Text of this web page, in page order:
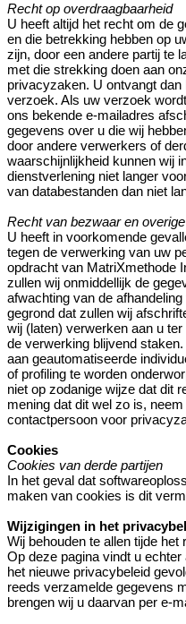
Recht op overdraagbaarheid
U heeft altijd het recht om de
en die betrekking hebben op
zijn, door een andere partij te
met die strekking doen aan
privacyzaken. U ontvangt
verzoek. Als uw verzoek
ons bekende e-mailadres
gegevens over u die wij
door andere verwerkers of
waarschijnlijkheid kunnen wij
dienstverlening niet langer
van databestanden dan niet
Recht van bezwaar en
U heeft in voorkomende
tegen de verwerking van uw
opdracht van MatriXmethode
zullen wij onmiddellijk de
afwachting van de
gegrond dat zullen wij
wij (laten) verwerken aan u
de verwerking blijvend
aan geautomatiseerde
of profiling te worden
niet op zodanige wijze dat dit
mening dat dit wel zo is,
contactpersoon voor
Cookies
Cookies van derde partijen
In het geval dat
maken van cookies is dit
Wijzigingen in het
Wij behouden te allen tijde
Op deze pagina vindt u
het nieuwe privacybeleid
reeds verzamelde gegevens
brengen wij u daarvan per e-